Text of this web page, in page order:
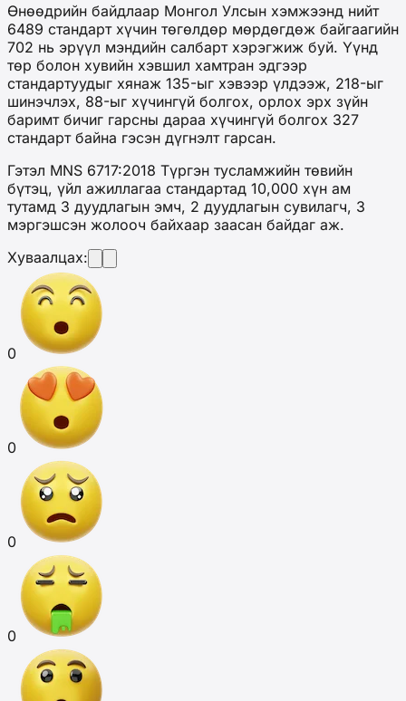
Өнөөдрийн байдлаар Монгол Улсын хэмжээнд нийт
6489 стандарт хүчин төгөлдөр мөрдөгдөж байгаагийн
702 нь эрүүл мэндийн салбарт хэрэгжиж буй. Үүнд
төр болон хувийн хэвшил хамтран эдгээр
стандартуудыг хянаж 135-ыг хэвээр үлдээж, 218-ыг
шинэчлэх, 88-ыг хүчингүй болгох, орлох эрх зүйн
баримт бичиг гарсны дараа хүчингүй болгох 327
стандарт байна гэсэн дүгнэлт гарсан.
Гэтэл MNS 6717:2018 Түргэн тусламжийн төвийн
бүтэц, үйл ажиллагаа стандартад 10,000 хүн ам
тутамд 3 дуудлагын эмч, 2 дуудлагын сувилагч, 3
мэргэшсэн жолооч байхаар заасан байдаг аж.
Хуваалцах:
0
0
0
0